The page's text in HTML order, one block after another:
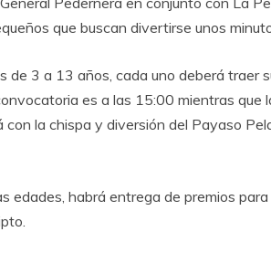
que buscan divertirse unos
de 3 a 13 años, cada uno deberá traer
es a las 15:00 mientras que
la chispa y diversión del Payaso
edades, habrá entrega de premios